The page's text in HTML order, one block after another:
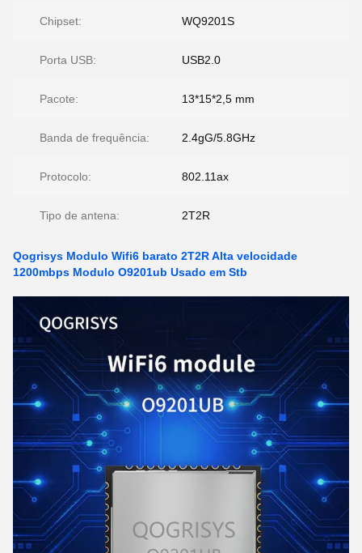
Chipset: WQ9201S
Porta USB: USB2.0
Pacote: 13*15*2,5 mm
Banda de frequência: 2.4gG/5.8GHz
Protocolo: 802.11ax
Tipo de antena: 2T2R
Qogrisys Modulo Wifi6 barato 2T2R Alta velocidade
1200mbps Modulo O9201ub Usado em Stb